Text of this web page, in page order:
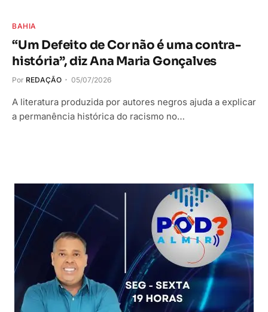
BAHIA
“Um Defeito de Cor não é uma contra-
história”, diz Ana Maria Gonçalves
Por REDAÇÃO 05/07/2026
A literatura produzida por autores negros ajuda a explicar
a permanência histórica do racismo no…